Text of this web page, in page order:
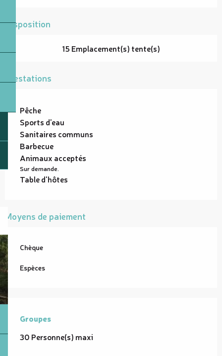
Disposition
15 Emplacement(s) tente(s)
Prestations
Pêche
Sports d'eau
Sanitaires communs
Barbecue
Animaux acceptés
Sur demande.
Table d'hôtes
Moyens de paiement
Chèque
Espèces
Groupes
Groupes
30 Personne(s) maxi